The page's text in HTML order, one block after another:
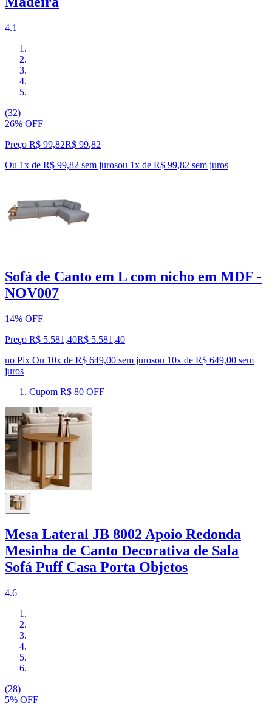
4.1
(32)
26% OFF
Preço R$ 99,82R$ 99,82
Ou 1x de R$ 99,82 sem jurosou 1x de R$ 99,82 sem juros
Sofá de Canto em L com nicho em MDF -
NOV007
14% OFF
Preço R$ 5.581,40R$ 5.581 ,40
no Pix Ou 10x de R$ 649,00 sem jurosou 10x de R$ 649,00 sem
juros
Cupom R$ 80 OFF
Mesa Lateral JB 8002 Apoio Redonda
Mesinha de Canto Decorativa de Sala
Sofá Puff Casa Porta Objetos
4.6
(28)
5% OFF